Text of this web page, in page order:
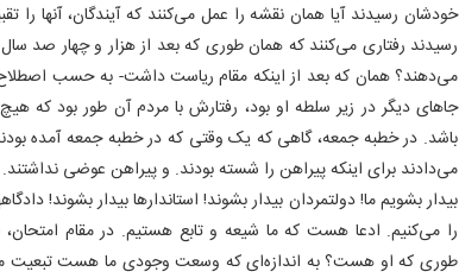
خودشان رسیدند آیا همان نقشه را عمل می‌کنند که آیندگان، آنها را
رسیدند رفتاری می‌کنند که همان طوری که بعد از هزار و چهار صد
می‌دهند؟ همان که بعد از اینکه مقام ریاست داشت- به حسب
جاهای دیگر در زیر سلطه او بود، رفتارش با مردم آن طور بود که
باشد. در خطبه جمعه، گاهی که یک وقتی که در خطبه جمعه آمده
می‌دادند برای اینکه پیراهن را شسته بودند. و پیراهن عوضی نداشتند.
بیدار بشویم ما! دولتمردان بیدار بشوند! استاندارها بیدار بشوند!
را می‌کنیم. ادعا هست که ما شیعه و تابع هستیم. در مقام
طوری که او هست؟ به اندازه‌ای که وسعت وجودی ما هست تبعیت